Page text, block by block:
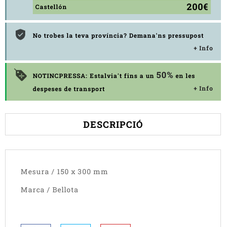
Castellón 200€
No trobes la teva província? Demana'ns pressupost
+ Info
NOTINCPRESSA: Estalvia't fins a un 50% en les
despeses de transport
+ Info
DESCRIPCIÓ
Mesura / 150 x 300 mm
Marca / Bellota